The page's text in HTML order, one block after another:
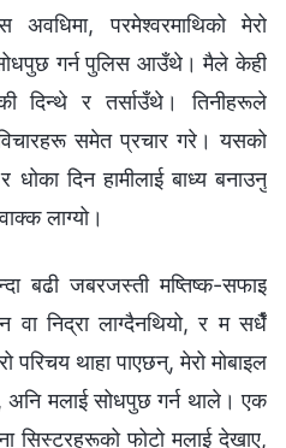
परमेश्‍वरमाथिको मेरो
सोधपुछ गर्न पुलिस आउँथे। मैले केही
दिन्थे र तर्साउँथे। तिनीहरूले
विचारहरू समेत प्रचार गरे। यसको
धोका दिन हामीलाई बाध्य बनाउनु
लाग्यो।
बढी जबरजस्ती मष्तिष्क-सफाइ
निद्रा लाग्दैनथियो, र म सधैँ
थाहा पाएछन्, मेरो मोबाइल
मलाई सोधपुछ गर्न थाले। एक
सिस्टरहरूको फोटो मलाई देखाए,